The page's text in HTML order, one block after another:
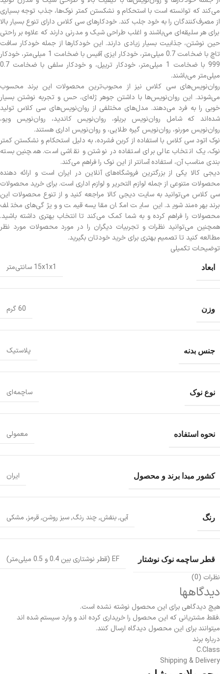
می‌کند که توانسته است با استحکام و نشکستن کمتر نوک‌ها، جذب توجه بسیاری
از مصرف‌کنندگان را به خود جلب کند. خودکارهای سی کلاس دارای تنوع بسیار بالا
برای هر سلیقه‌ای می‌باشند و اغلب طراحی شیک و مدرنی دارند که علاوه بر راحتی
حین نوشتن، جذابیت بسیار زیادی دارند. این خودکارها از جمله خودکار سافت
تاچ با ضخامت 0.7 میلی‌متر، خودکار ایزی آفیس با ضخامت 1 میلی‌متر، خودکار
999 با ضخامت 1 میلی‌متر، خودکار تریپل، و خودکار سلفی با ضخامت 0.7
میلی‌متر می‌باشند.
روان‌نویس‌های سی کلاس نیز از محبوب‌ترین محصولات این برند محسوب
می‌شوند. این روان‌نویس‌ها با داشتن جوهر ژله‌ای، حس و تجربه نوشتن بسیار
خوبی را به فرد می‌دهند. مدل‌های مختلفی از روان‌نویس‌های سی کلاس تولید
شده‌اند که شامل روان‌نویس بریلو، روان‌نویس کاندید، روان‌نویس ویو،
روان‌نویس مورنو، روان‌نویس گیره طلایی، و روان‌نویس اداری هستند.
نوک اتود سی کلاس با استفاده از کربن فشرده، به دلیل استحکام و نشکستن کمتر
نوک، یک انتخاب عالی برای استفاده در نوشتن و نقاشی است. همچنین بسته
بندی مناسب آن، استفاده آسانتر از این نوک را فراهم می‌کند.
دیجی کالا یکی از بزرگترین فروشگاه‌های آنلاین در ایران است و ارائه دهنده
محصولات متنوعی از جمله لوازم التحریر و لوازم اداری است. برای خرید محصولات
سی کلاس می‌توانید به سایت دیجی کالا مراجعه کنید و از تنوع محصولات این
برند بهره‌مند شوید. این سایت امکان مقایسه قیمت و ویژگی‌های مختلف
محصولات را فراهم کرده و به شما کمک می‌کند تا انتخاب بهتری داشته باشید.
همچنین می‌توانید نظرات و تجربیات دیگران را در مورد محصولات مورد نظر
مطالعه کنید تا تصمیم بهتری برای خرید خودتان بگیرید.
توضیحات تکمیلی
ابعاد 15x1x1 سانتی‌متر
وزن 60 گرم
جنس بدنه پلاستیک
نوع نوک ساچمه‌ای
نحوه استفاده معمولی
کشور مبدا برند و محصول ایران
رنگ آبی,بنفش,چند رنگ,سبز روشن,قرمز, مشکی
قطر ساچمه نوک نوشتار
EF (قطر نوشتاری بین 0.4 و 0.5 میلی‌متر)
نظرات (0)
دیدگاهها
هیچ دیدگاهی برای این محصول نوشته نشده است.
.فقط مشتریانی که این محصول را خریداری کرده اند و وارد سیستم شده اند
میتوانند برای این محصول دیدگاه ارسال کنند.
درباره برند
C.Class
Shipping & Delivery